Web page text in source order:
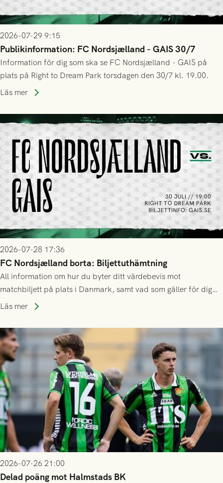
2026-07-29 9:15
Publikinformation: FC Nordsjælland - GAIS 30/7
Information för dig som ska se FC Nordsjælland - GAIS på
plats på Right to Dream Park torsdagen den 30/7 kl. 19.00.
Läs mer
2026-07-28 17:36
FC Nordsjælland borta: Biljettuthämtning
All information om hur du byter ditt värdebevis mot
matchbiljett på plats i Danmark, samt vad som gäller för dig
som står på reservlista eller fått förhinder.
Läs mer
2026-07-26 21:00
Delad poäng mot Halmstads BK